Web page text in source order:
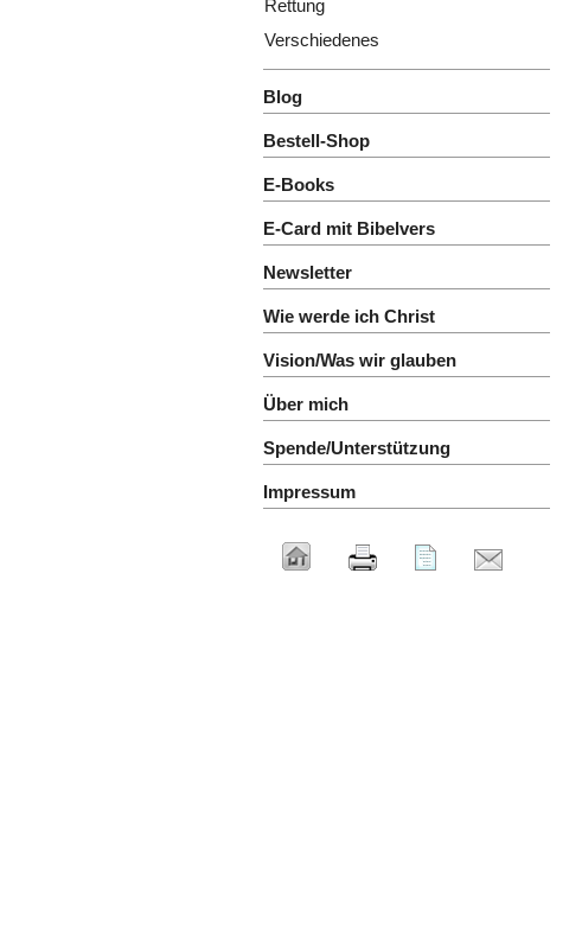
Rettung
Verschiedenes
Blog
Bestell-Shop
E-Books
E-Card mit Bibelvers
Newsletter
Wie werde ich Christ
Vision/Was wir glauben
Über mich
Spende/Unterstützung
Impressum